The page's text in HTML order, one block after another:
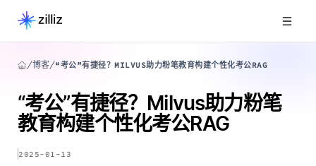
博客 “考公”有捷径？MILVUS助力粉笔教育构建个性化考公RAG
“考公”有捷径？Milvus助力粉笔
教育构建个性化考公RAG
2025-01-13